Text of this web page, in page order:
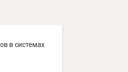
в системах